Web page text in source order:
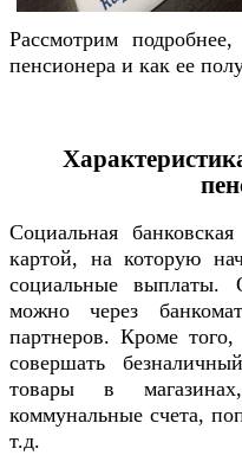
Рассмотрим
пенсионера и как ее
Социальная
картой, на которую
социальные выплаты.
можно через
партнеров. Кроме того,
совершать
товары в
коммунальные счета,
т.д.